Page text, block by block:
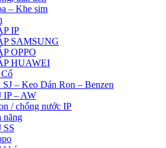
– Khe sim
IP
SAMSUNG
OPPO
HUAWEI
– Keo Dán Ron – Benzen
IP – AW
/ chống nước IP
năng
SS